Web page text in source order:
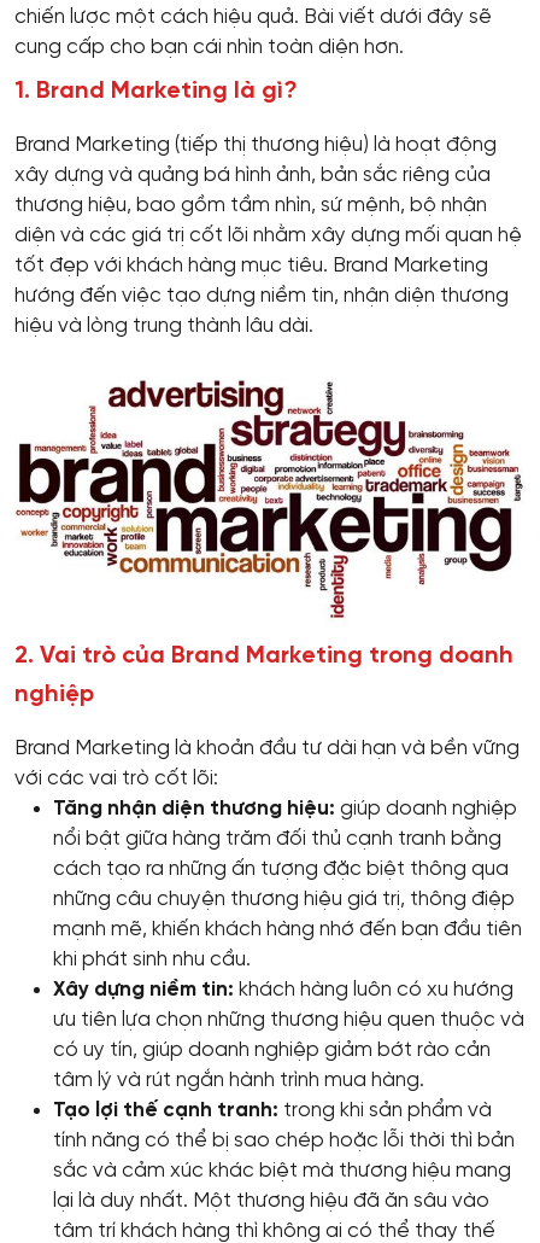
chiến lược một cách hiệu quả. Bài viết dưới đây sẽ
cung cấp cho bạn cái nhìn toàn diện hơn.
1. Brand Marketing là gì?
Brand Marketing (tiếp thị thương hiệu) là hoạt động
xây dựng và quảng bá hình ảnh, bản sắc riêng của
thương hiệu, bao gồm tầm nhìn, sứ mệnh, bộ nhận
diện và các giá trị cốt lõi nhằm xây dựng mối quan hệ
tốt đẹp với khách hàng mục tiêu. Brand Marketing
hướng đến việc tạo dựng niềm tin, nhận diện thương
hiệu và lòng trung thành lâu dài.
2. Vai trò của Brand Marketing trong doanh
nghiệp
Brand Marketing là khoản đầu tư dài hạn và bền vững
với các vai trò cốt lõi:
Tăng nhận diện thương hiệu: giúp doanh nghiệp
nổi bật giữa hàng trăm đối thủ cạnh tranh bằng
cách tạo ra những ấn tượng đặc biệt thông qua
những câu chuyện thương hiệu giá trị, thông điệp
mạnh mẽ, khiến khách hàng nhớ đến bạn đầu tiên
khi phát sinh nhu cầu.
Xây dựng niềm tin: khách hàng luôn có xu hướng
ưu tiên lựa chọn những thương hiệu quen thuộc và
có uy tín, giúp doanh nghiệp giảm bớt rào cản
tâm lý và rút ngắn hành trình mua hàng.
Tạo lợi thế cạnh tranh: trong khi sản phẩm và
tính năng có thể bị sao chép hoặc lỗi thời thì bản
sắc và cảm xúc khác biệt mà thương hiệu mang
lại là duy nhất. Một thương hiệu đã ăn sâu vào
tâm trí khách hàng thì không ai có thể thay thế